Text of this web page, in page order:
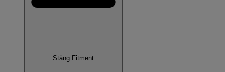
Stäng Fitment